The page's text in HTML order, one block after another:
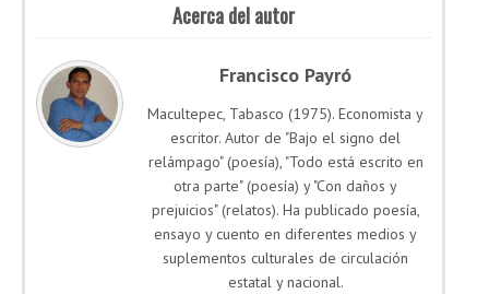
Acerca del autor
Francisco Payró
Macultepec, Tabasco (1975). Economista y
escritor. Autor de "Bajo el signo del
relámpago" (poesía), "Todo está escrito en
otra parte" (poesía) y "Con daños y
prejuicios" (relatos). Ha publicado poesía,
ensayo y cuento en diferentes medios y
suplementos culturales de circulación
estatal y nacional.